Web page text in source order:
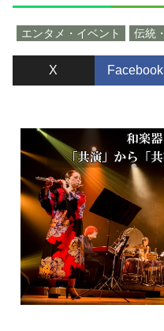
エンタメ・イベント 伝統
X Facebook